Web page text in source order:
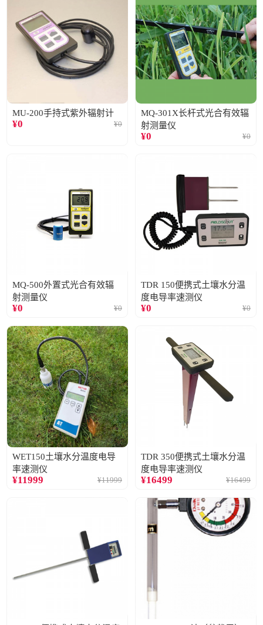
MU-200手持式紫外辐射计
¥0 ¥0
MQ-301X长杆式光合有效辐
射测量仪
¥0 ¥0
MQ-500外置式光合有效辐
射测量仪
¥0 ¥0
TDR 150便携式土壤水分温
度电导率速测仪
¥0 ¥0
WET150土壤水分温度电导
率速测仪
¥11999 ¥11999
TDR 350便携式土壤水分温
度电导率速测仪
¥16499 ¥16499